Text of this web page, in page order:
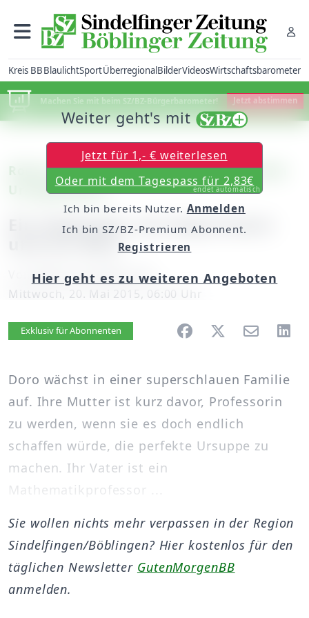
Kreis BBBlaulichtSportÜberregionalBilderVideosWirtschaftsbarometer
Machen Sie mit beim SZ/BZ-Bürgerbarometer! Jetzt abstimmen
Roman: Die Geschichte von Doro und dem
Ursuppenprinz
Ein Diebstahl, ein Experiment
und ein Blitz
VonRavan von Göler (12)
Mittwoch, 20. Mai 2015, 06:00 Uhr
Artikel vorlesen
Exklusiv für Abonnenten
Doro wächst in einer superschlauen Familie
auf. Ihre Mutter ist kurz davor, Professorin
zu werden, wenn sie es doch endlich
schaffen würde, die perfekte Ursuppe zu
machen. Ihr Vater ist ein
Mathematikprofessor ...
Weiter geht's mit
Jetzt für 1,- € weiterlesen
Oder mit dem Tagespass für 2,83€
endet automatisch
Ich bin bereits Nutzer. Anmelden
Ich bin SZ/BZ-Premium Abonnent.
Registrieren
Hier geht es zu weiteren Angeboten
Sie wollen nichts mehr verpassen in der Region
Sindelfingen/Böblingen? Hier kostenlos für den
täglichen Newsletter GutenMorgenBB
anmelden.